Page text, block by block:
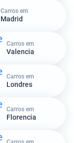
Carros em
Madrid
Carros em
Valencia
Carros em
Londres
Carros em
Florencia